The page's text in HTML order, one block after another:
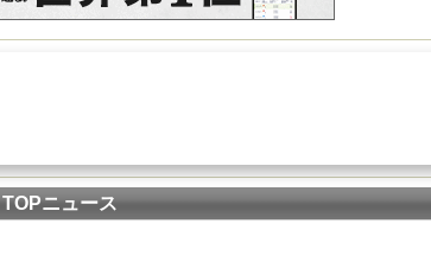
TOPニュース